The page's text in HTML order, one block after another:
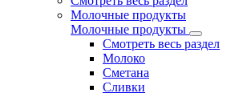
Молочные продукты
Молочные продукты
Смотреть весь раздел
Молоко
Сметана
Сливки